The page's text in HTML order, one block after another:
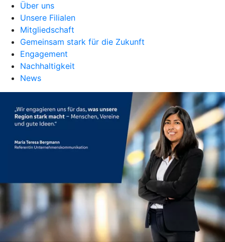
Über uns
Unsere Filialen
Mitgliedschaft
Gemeinsam stark für die Zukunft
Engagement
Nachhaltigkeit
News